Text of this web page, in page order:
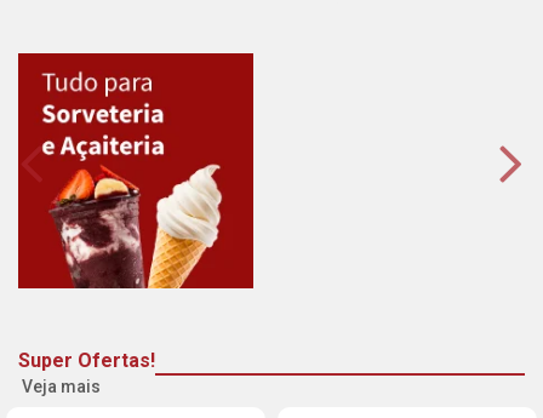
Super Ofertas!
Veja mais